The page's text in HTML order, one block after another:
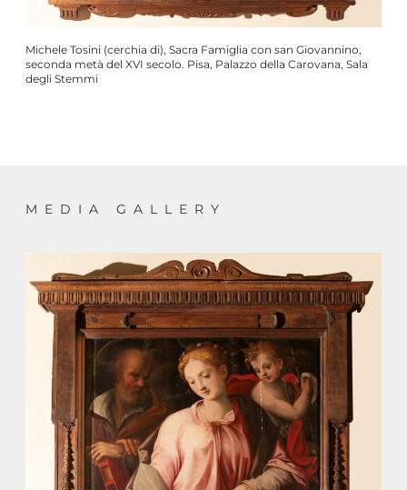
Michele Tosini (cerchia di), Sacra Famiglia con san Giovannino,
seconda metà del XVI secolo. Pisa, Palazzo della Carovana, Sala
degli Stemmi
MEDIA GALLERY